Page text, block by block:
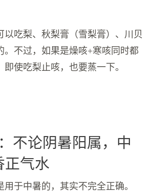
以吃梨、秋梨膏（雪梨膏）、川贝
。不过，如果是燥咳+寒咳同时都
使吃梨止咳，也要蒸一下。
不论阴暑阳属，中
正气水
于中暑的，其实不完全正确。